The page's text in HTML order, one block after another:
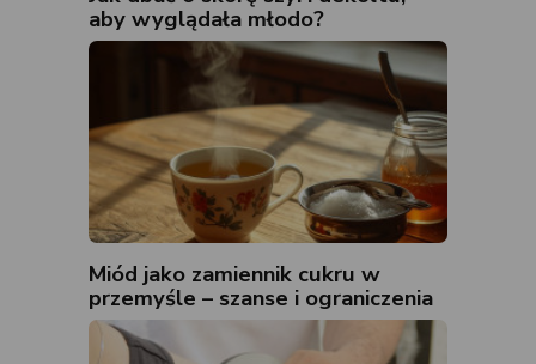
aby wyglądała młodo?
Miód jako zamiennik cukru w
przemyśle – szanse i ograniczenia